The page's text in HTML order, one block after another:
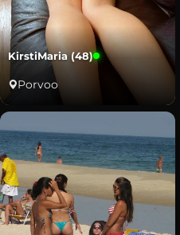
KirstiMaria (48)
Porvoo